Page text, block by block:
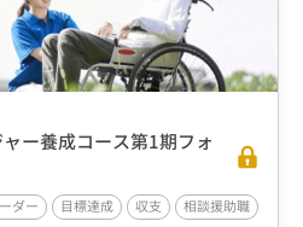
ー養成コース第1期フォ
ダー 目標達成 収支 相談援助職